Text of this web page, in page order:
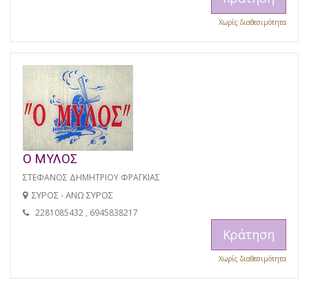
Χωρίς διαθεσιμότητα
Ο ΜΥΛΟΣ
ΣΤΕΦΑΝΟΣ ΔΗΜΗΤΡΙΟΥ ΦΡΑΓΚΙΑΣ
ΣΥΡΟΣ - ΑΝΩ ΣΥΡΟΣ
2281085432 , 6945838217
Κράτηση
Χωρίς διαθεσιμότητα